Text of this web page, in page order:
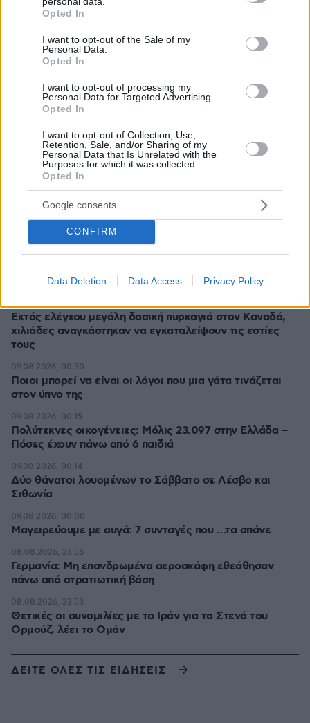
grant or deny consent to Google and its third-party tags to
use your data for below specified purposes in below Google
consent section.
Opted In
I want to opt-out of the Sale of my
Personal Data.
Opted In
I want to opt-out of processing my
Personal Data for Targeted Advertising.
Opted In
I want to opt-out of Collection, Use,
Retention, Sale, and/or Sharing of my
Personal Data that Is Unrelated with the
Purposes for which it was collected.
Opted In
Google consents
CONFIRM
Data Deletion Data Access Privacy Policy
Διασκεδάζουμε υπεύθυνα, επιστρέφουμε με ασφάλεια
ΡΟΗ ΕΙΔΗΣΕΩΝ
Τουλάχιστον 22 νεκροί κατά τη σύγκρουση δύο
λεωφορείων στον Νίγηρα
πριν 20 λεπτά
7 ηπειρώτικες πίτες: Φτιάχνουμε πλασίντα, κοθρόπιτα,
μπατσαριά, και άλλες που λατρεύουμε
πριν μία ώρα
τέσσερις επιβαίνοντες
πριν μία ώρα
Εκτός ελέγχου μεγάλη δασική πυρκαγιά στον Καναδά,
χιλιάδες αναγκάστηκαν να εγκαταλείψουν τις εστίες
τους
Ποιοι μπορεί να είναι οι λόγοι που μια γάτα τινάζεται
στον ύπνο της
09.08.2026, 00:30
Πολύτεκνες οικογένειες: Μόλις 23.097 στην Ελλάδα –
Πόσες έχουν πάνω από 6 παιδιά
09.08.2026, 00:15
Δύο θάνατοι λουομένων το Σάββατο σε Λέσβο και
Σιθωνία
09.08.2026, 00:14
Μαγειρεύουμε με αυγά: 7 συνταγές που …τα σπάνε
09.08.2026, 00:00
Γερμανία: Μη επανδρωμένα αεροσκάφη εθεάθησαν
πάνω από στρατιωτική βάση
08.08.2026, 23:56
Θετικές οι συνομιλίες με το Ιράν για τα Στενά του
Ορμούζ, λέει το Ομάν
08.08.2026, 23:53
ΔΕΙΤΕ ΟΛΕΣ ΤΙΣ ΕΙΔΗΣΕΙΣ